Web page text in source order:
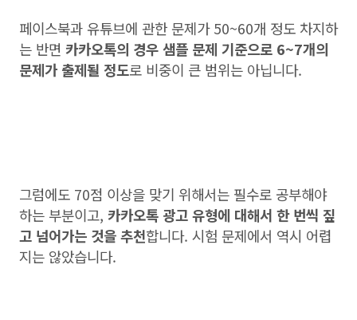
페이스북과 유튜브에 관한 문제가 50~60개 정도 차지하
는 반면 카카오톡의 경우 샘플 문제 기준으로 6~7개의
문제가 출제될 정도로 비중이 큰 범위는 아닙니다.
그럼에도 70점 이상을 맞기 위해서는 필수로 공부해야
하는 부분이고, 카카오톡 광고 유형에 대해서 한 번씩 짚
고 넘어가는 것을 추천합니다. 시험 문제에서 역시 어렵
지는 않았습니다.